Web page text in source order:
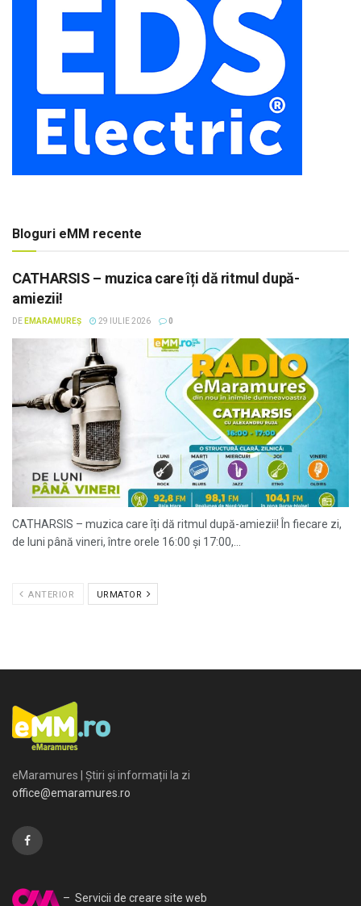
Bloguri eMM recente
CATHARSIS – muzica care îți dă ritmul după-
amiezii!
DE EMARAMUREȘ 29 IULIE 2026 0
CATHARSIS – muzica care îți dă ritmul după-amiezii! În fiecare zi,
de luni până vineri, între orele 16:00 și 17:00,...
ANTERIOR URMATOR
eMaramures | Știri și informații la zi
office@emaramures.ro
– Servicii de creare site web